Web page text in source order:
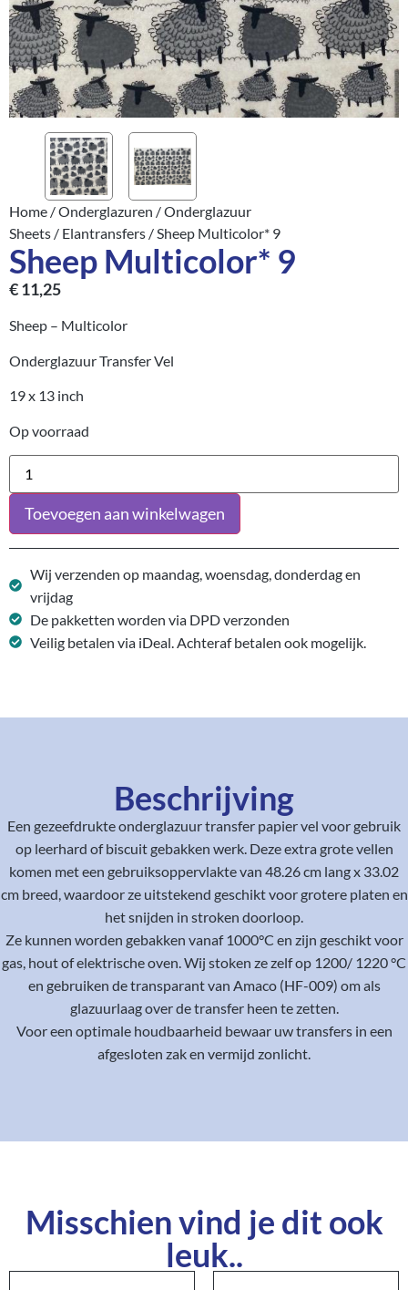
Home /Onderglazuren /Onderglazuur
Sheets / Elantransfers / Sheep Multicolor* 9
Sheep Multicolor* 9
€11,25
Sheep – Multicolor
Onderglazuur Transfer Vel
19 x 13 inch
Op voorraad
Toevoegen aan winkelwagen
Wij verzenden op maandag, woensdag, donderdag en
vrijdag
De pakketten worden via DPD verzonden
Veilig betalen via iDeal. Achteraf betalen ook mogelijk.
Beschrijving
Een gezeefdrukte onderglazuur transfer papier vel voor gebruik
op leerhard of biscuit gebakken werk. Deze extra grote vellen
komen met een gebruiksoppervlakte van 48.26 cm lang x 33.02
cm breed, waardoor ze uitstekend geschikt voor grotere platen en
het snijden in stroken doorloop.
Ze kunnen worden gebakken vanaf 1000°C en zijn geschikt voor
gas, hout of elektrische oven. Wij stoken ze zelf op 1200/ 1220 °C
en gebruiken de transparant van Amaco (HF-009) om als
glazuurlaag over de transfer heen te zetten.
Voor een optimale houdbaarheid bewaar uw transfers in een
afgesloten zak en vermijd zonlicht.
Misschien vind je dit ook
leuk..